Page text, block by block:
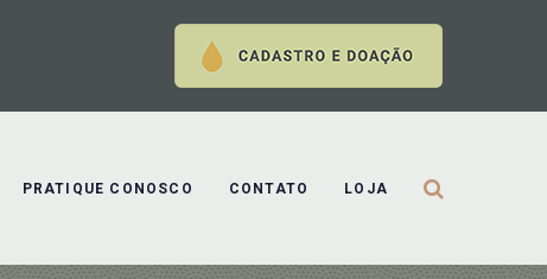
PRATIQUE CONOSCO CONTATO LOJA